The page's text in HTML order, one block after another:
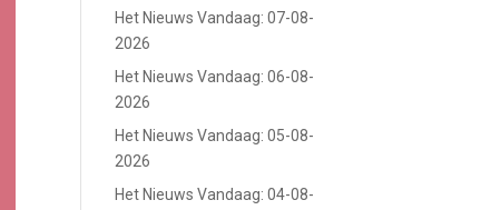
Het Nieuws Vandaag: 07-08-
2026
Het Nieuws Vandaag: 06-08-
2026
Het Nieuws Vandaag: 05-08-
2026
Het Nieuws Vandaag: 04-08-